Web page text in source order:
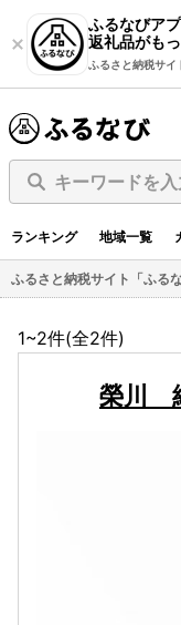
ふるなびア
返礼品がも
ふるさと納税サイ
キーワードを入
ランキング 地域一覧
ふるさと納税サイト「ふるな
1~2件(全2件)
榮川